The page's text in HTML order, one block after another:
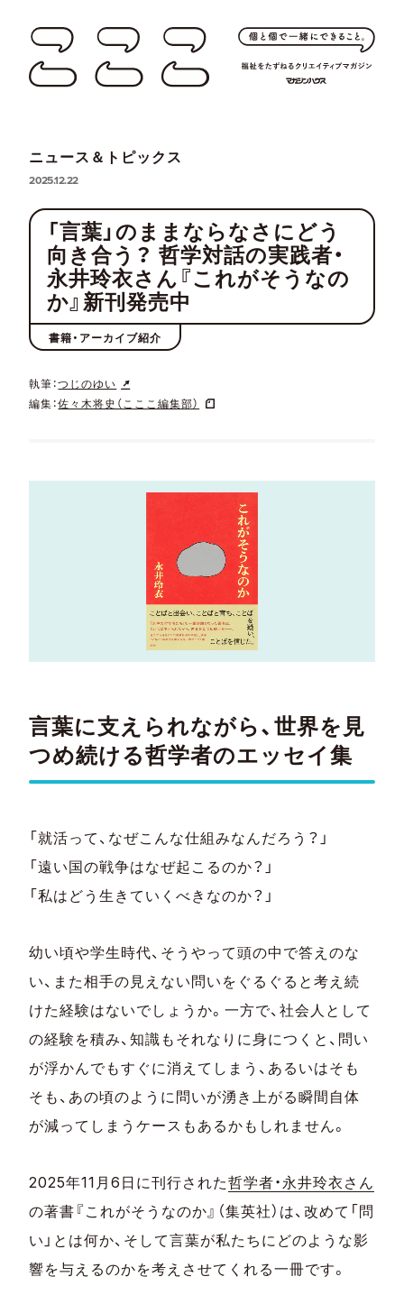
ニュース＆トピックス
2025.12.22
「言葉」のままならなさにどう
向き合う？ 哲学対話の実践者・
永井玲衣さん『これがそうなの
か』新刊発売中
書籍・アーカイブ紹介
執筆：つじのゆい
編集：佐々木将史（こここ編集部）
言葉に支えられながら、世界を見
つめ続ける哲学者のエッセイ集
「就活って、なぜこんな仕組みなんだろう？」
「遠い国の戦争はなぜ起こるのか？」
「私はどう生きていくべきなのか？」
幼い頃や学生時代、そうやって頭の中で答えのな
い、また相手の見えない問いをぐるぐると考え続
けた経験はないでしょうか。一方で、社会人として
の経験を積み、知識もそれなりに身につくと、問い
が浮かんでもすぐに消えてしまう、あるいはそも
そも、あの頃のように問いが湧き上がる瞬間自体
が減ってしまうケースもあるかもしれません。
2025年11月6日に刊行された哲学者・永井玲衣さん
の著書『これがそうなのか』（集英社）は、改めて「問
い」とは何か、そして言葉が私たちにどのような影
響を与えるのかを考えさせてくれる一冊です。